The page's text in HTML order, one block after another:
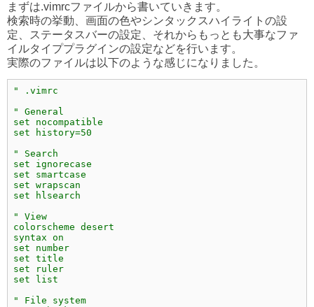
まずは.vimrcファイルから書いていきます。
検索時の挙動、画面の色やシンタックスハイライトの設
定、ステータスバーの設定、それからもっとも大事なファ
イルタイププラグインの設定などを行います。
実際のファイルは以下のような感じになりました。
" .vimrc
" General
set nocompatible
set history=50
" Search
set ignorecase
set smartcase
set wrapscan
set hlsearch
" View
colorscheme desert
syntax on
set number
set title
set ruler
set list
" File system